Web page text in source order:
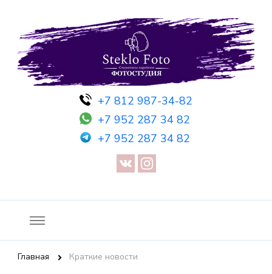
+7 812 987-34-82
+7 952 287 34 82
+7 952 287 34 82
Фотостудия SF
Фотосессия в студии СПб — Фотосессия в Санкт-Петербурге
— Предметная съемка — Невидимый манекен — Прозрачный
манекен — Сертификат на фотосессию
Главная Краткие новости